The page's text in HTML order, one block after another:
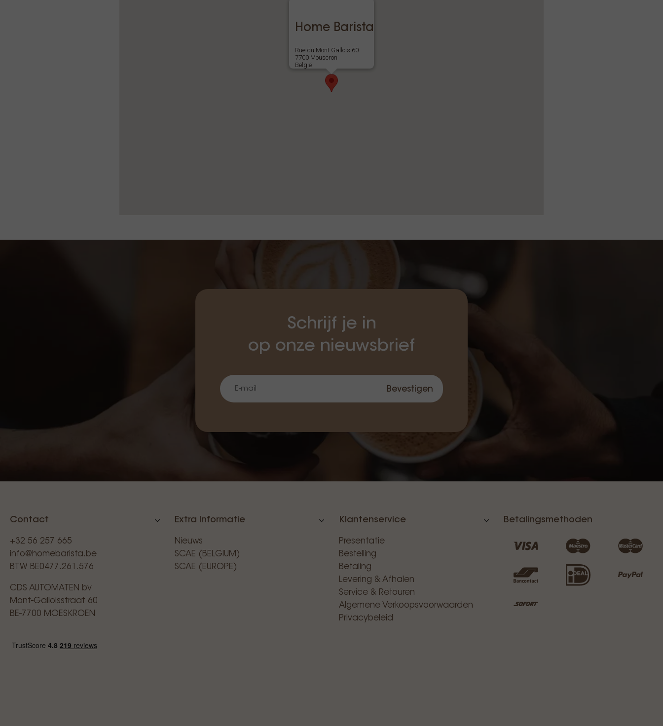
Home Barista
Rue du Mont Gallois 60
7700 Mouscron
België
Schrijf je in
op onze nieuwsbrief
Bevestigen
Contact
+32 56 257 665
info@homebarista.be
BTW BE0477.261.576
CDS AUTOMATEN bv
Mont-Galloisstraat 60
BE-7700 MOESKROEN
Extra Informatie
Nieuws
SCAE (BELGIUM)
SCAE (EUROPE)
Klantenservice
Presentatie
Bestelling
Betaling
Levering & Afhalen
Service & Retouren
Algemene Verkoopsvoorwaarden
Privacybeleid
Betalingsmethoden